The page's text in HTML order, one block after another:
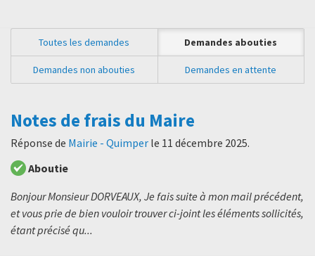
Toutes les demandes Demandes abouties
Demandes non abouties Demandes en attente
Notes de frais du Maire
Réponse de Mairie - Quimper le 11 décembre 2025.
Aboutie
Bonjour Monsieur DORVEAUX, Je fais suite à mon mail précédent,
et vous prie de bien vouloir trouver ci-joint les éléments sollicités,
étant précisé qu...